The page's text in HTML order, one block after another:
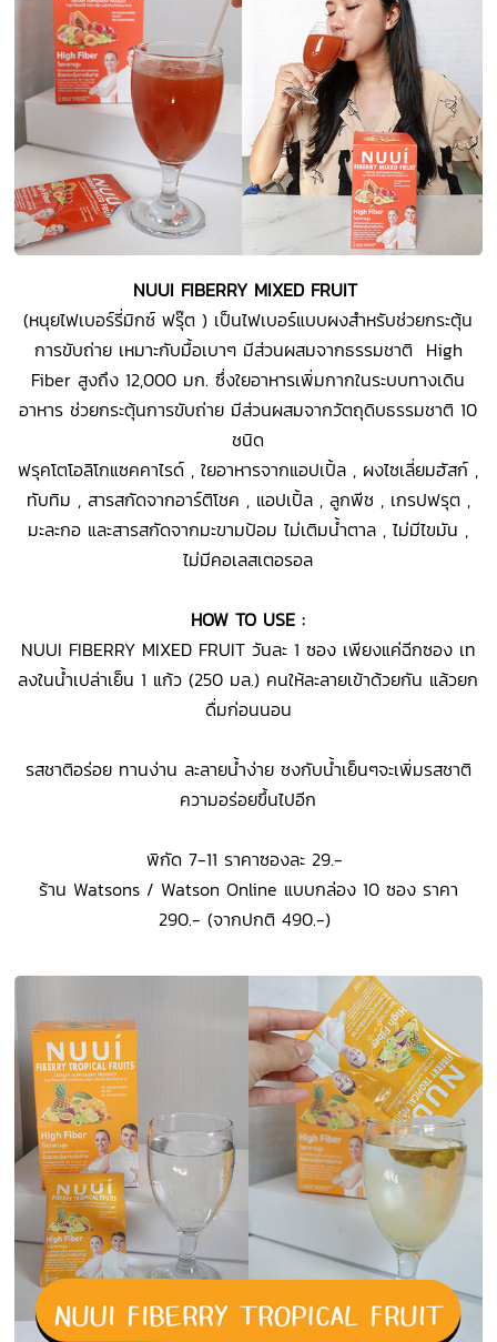
NUUI FIBERRY MIXED FRUIT
(หนุยไฟเบอร์รี่มิกซ์ ฟรุ๊ต ) เป็นไฟเบอร์แบบผงสำหรับช่วยกระตุ้น
การขับถ่าย เหมาะกับมื้อเบาๆ มีส่วนผสมจากธรรมชาติ High
Fiber สูงถึง 12,000 มก. ซึ่งใยอาหารเพิ่มกากในระบบทางเดิน
อาหาร ช่วยกระตุ้นการขับถ่าย มีส่วนผสมจากวัตถุดิบธรรมชาติ 10
ชนิด
ฟรุคโตโอลิโกแซคคาไรด์ , ใยอาหารจากแอปเปิ้ล , ผงไซเลี่ยมฮัสก์ ,
ทับทิม , สารสกัดจากอาร์ติโชค , แอปเปิ้ล , ลูกพีช , เกรปฟรุต ,
มะละกอ และสารสกัดจากมะขามป้อม ไม่เติมน้ำตาล , ไม่มีไขมัน ,
ไม่มีคอเลสเตอรอล
HOW TO USE :
NUUI FIBERRY MIXED FRUIT วันละ 1 ซอง เพียงแค่ฉีกซอง เท
ลงในน้ำเปล่าเย็น 1 แก้ว (250 มล.) คนให้ละลายเข้าด้วยกัน แล้วยก
ดื่มก่อนนอน
รสชาติอร่อย ทานง่าน ละลายน้ำง่าย ชงกับน้ำเย็นๆจะเพิ่มรสชาติ
ความอร่อยขึ้นไปอีก
พิกัด 7-11 ราคาซองละ 29.-
ร้าน Watsons / Watson Online แบบกล่อง 10 ซอง ราคา
290.- (จากปกติ 490.-)